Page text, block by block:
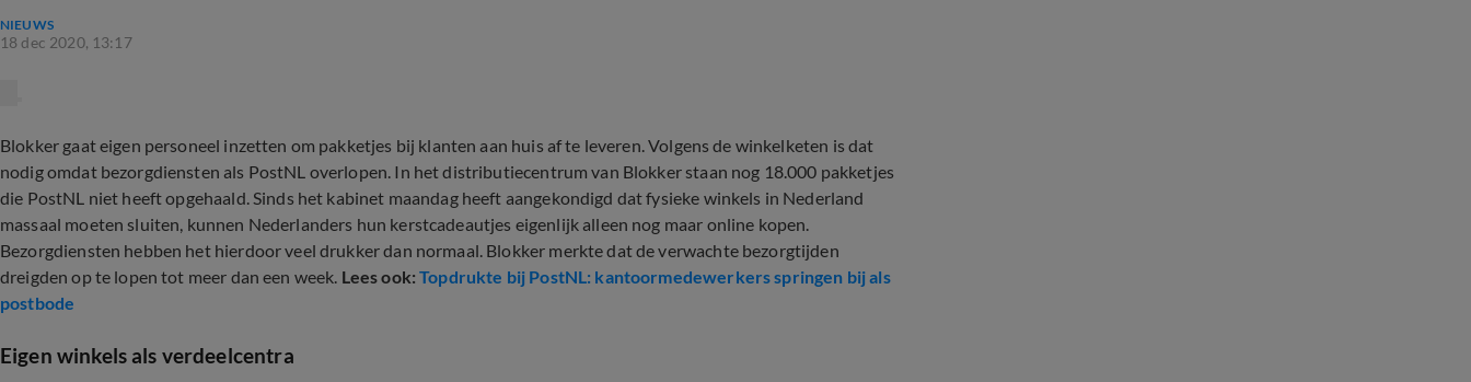
NIEUWS
18 dec 2020, 13:17
Blokker gaat eigen personeel inzetten om pakketjes bij klanten aan huis af te leveren. Volgens de winkelketen is dat
nodig omdat bezorgdiensten als PostNL overlopen. In het distributiecentrum van Blokker staan nog 18.000 pakketjes
die PostNL niet heeft opgehaald. Sinds het kabinet maandag heeft aangekondigd dat fysieke winkels in Nederland
massaal moeten sluiten, kunnen Nederlanders hun kerstcadeautjes eigenlijk alleen nog maar online kopen.
Bezorgdiensten hebben het hierdoor veel drukker dan normaal. Blokker merkte dat de verwachte bezorgtijden
dreigden op te lopen tot meer dan een week. Lees ook:Topdrukte bij PostNL: kantoormedewerkers springen bij als
postbode
Eigen winkels als verdeelcentra